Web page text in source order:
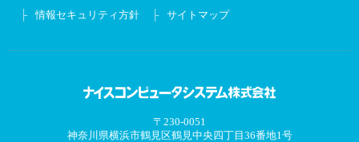
〒230-0051
神奈川県横浜市鶴見区鶴見中央四丁目36番地1号
情報セキュリティ方針
サイトマップ